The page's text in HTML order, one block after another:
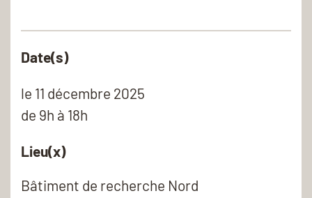
Date(s)
le 11 décembre 2025
de 9h à 18h
Lieu(x)
Bâtiment de recherche Nord